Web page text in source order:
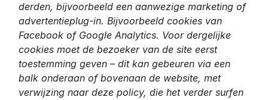
derden, bijvoorbeeld een aanwezige marketing of
advertentieplug-in. Bijvoorbeeld cookies van
Facebook of Google Analytics. Voor dergelijke
cookies moet de bezoeker van de site eerst
toestemming geven – dit kan gebeuren via een
balk onderaan of bovenaan de website, met
verwijzing naar deze policy, die het verder surfen